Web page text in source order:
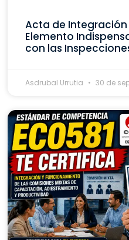
Acta de Integración
Elemento
con las
Asdrubal Urrutia 30 de